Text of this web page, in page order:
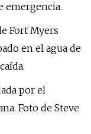
emergencia.
Fort Myers
en el agua de
por el
Foto de Steve